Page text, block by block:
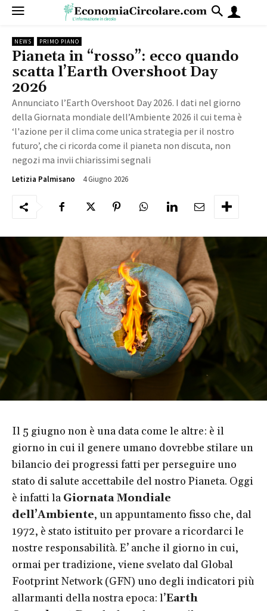
NEWS PRIMO PIANO
Pianeta in “rosso”: ecco quando
scatta l’Earth Overshoot Day
2026
Annunciato l’Earth Overshoot Day 2026. I dati nel giorno
della Giornata mondiale dell’Ambiente 2026 il cui tema è
‘l'azione per il clima come unica strategia per il nostro
futuro’, che ci ricorda come il pianeta non discuta, non
negozi ma invii chiarissimi segnali
Letizia Palmisano 4 Giugno 2026
Il 5 giugno non è una data come le altre: è il
giorno in cui il genere umano dovrebbe stilare un
bilancio dei progressi fatti per perseguire uno
stato di salute accettabile del nostro Pianeta. Oggi
è infatti la Giornata Mondiale
dell’Ambiente, un appuntamento fisso che, dal
1972, è stato istituito per provare a ricordarci le
nostre responsabilità. E’ anche il giorno in cui,
ormai per tradizione, viene svelato dal Global
Footprint Network (GFN) uno degli indicatori più
allarmanti della nostra epoca: l’Earth